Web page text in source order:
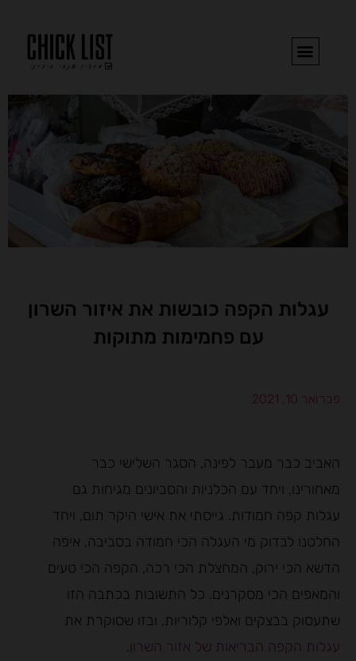
עגלות הקפה כובשות את איזור השרון
עם פחמימות מתוקות
פברואר 10, 2021
האביב כבר מעבר לפינה, הסגר השלישי כבר
מאחורינו, ויחד עם הכלניות והסביונים מגיחות גם
עגלות קפה חמודות. גייסתי את אישי היקר תום, ויחד
החלטנו לבדוק מי העגלה הכי חמודה בסביבה, איפה
הדשא הכי ירוק, המחצלת הכי רכה, הקפה הכי טעים
והמאפים הכי מסקרנים. כל התשובות בכתבה הזו
שתעסוק בבצקים ואלפי קלוריות, ובזו שסוקרת את
עגלות הקפה הבריאות של אזור השרון .